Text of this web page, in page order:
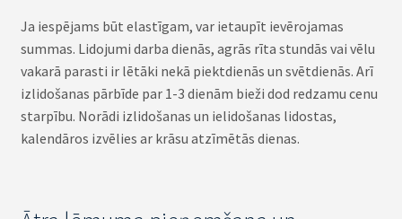
Ja iespējams būt elastīgam, var ietaupīt ievērojamas
summas. Lidojumi darba dienās, agrās rīta stundās vai vēlu
vakarā parasti ir lētāki nekā piektdienās un svētdienās. Arī
izlidošanas pārbīde par 1-3 dienām bieži dod redzamu cenu
starpību. Norādi izlidošanas un ielidošanas lidostas,
kalendāros izvēlies ar krāsu atzīmētās dienas.